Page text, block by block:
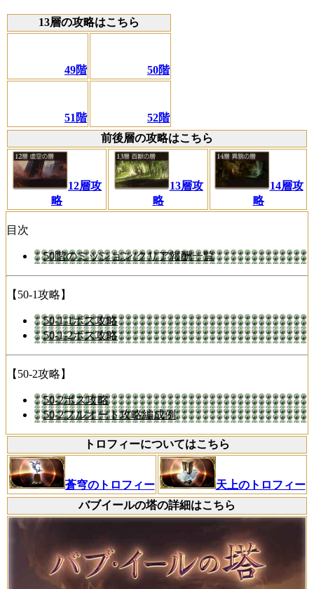
13層の攻略はこちら
49階 50階
51階
52階
前後層の攻略はこちら
12層攻
略
13層攻
略
14層攻
略
目次
50階のミッション/クリア報酬一覧
【50-1攻略】
50-1-1ボス攻略
50-1-2ボス攻略
【50-2攻略】
50-2ボス攻略
50-2フルオート攻略編成例
トロフィーについてはこちら
蒼穹のトロフィー
天上のトロフィー
バブイールの塔の詳細はこちら